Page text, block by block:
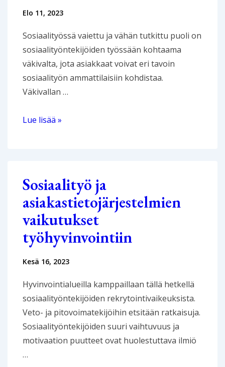
Elo 11, 2023
Sosiaalityössä vaiettu ja vähän tutkittu puoli on
sosiaalityöntekijöiden työssään kohtaama
väkivalta, jota asiakkaat voivat eri tavoin
sosiaalityön ammattilaisiin kohdistaa.
Väkivallan …
Väkivallan
huomioiminen
koulutuksessa
Lue lisää »
Sosiaalityö ja
asiakastietojärjestelmien
vaikutukset
työhyvinvointiin
Kesä 16, 2023
Hyvinvointialueilla kamppaillaan tällä hetkellä
sosiaalityöntekijöiden rekrytointivaikeuksista.
Veto- ja pitovoimatekijöihin etsitään ratkaisuja.
Sosiaalityöntekijöiden suuri vaihtuvuus ja
motivaation puutteet ovat huolestuttava ilmiö
…